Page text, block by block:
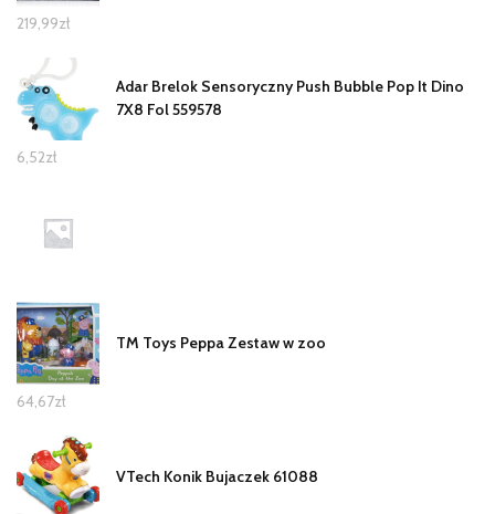
219,99zł
Adar Brelok Sensoryczny Push Bubble Pop It Dino
7X8 Fol 559578
6,52zł
TM Toys Peppa Zestaw w zoo
64,67zł
VTech Konik Bujaczek 61088